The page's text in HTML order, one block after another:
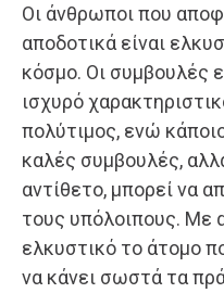
Οι άνθρωποι που
αποδοτικά είναι
κόσμο. Οι συμβουλές
ισχυρό
πολύτιμος, ενώ
καλές συμβουλές,
αντίθετο, μπορεί να
τους υπόλοιπους. Με
ελκυστικό το άτομο
να κάνει σωστά τα